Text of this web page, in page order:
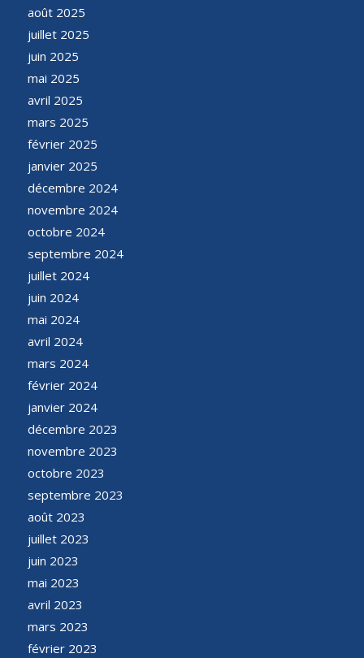
août 2025
juillet 2025
juin 2025
mai 2025
avril 2025
mars 2025
février 2025
janvier 2025
décembre 2024
novembre 2024
octobre 2024
septembre 2024
juillet 2024
juin 2024
mai 2024
avril 2024
mars 2024
février 2024
janvier 2024
décembre 2023
novembre 2023
octobre 2023
septembre 2023
août 2023
juillet 2023
juin 2023
mai 2023
avril 2023
mars 2023
février 2023